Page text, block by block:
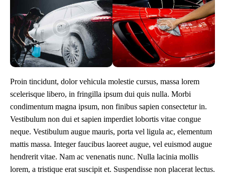
Proin tincidunt, dolor vehicula molestie cursus, massa lorem
scelerisque libero, in fringilla ipsum dui quis nulla. Morbi
condimentum magna ipsum, non finibus sapien consectetur in.
Vestibulum non dui et sapien imperdiet lobortis vitae congue
neque. Vestibulum augue mauris, porta vel ligula ac, elementum
mattis massa. Integer faucibus laoreet augue, vel euismod augue
hendrerit vitae. Nam ac venenatis nunc. Nulla lacinia mollis
lorem, a tristique erat suscipit et. Suspendisse non placerat lectus.